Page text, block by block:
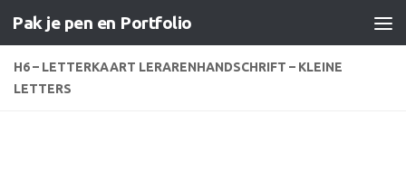
Doorgaan naar inhoud
Pak je pen en Portfolio
H6 – LETTERKAART LERARENHANDSCHRIFT – KLEINE
LETTERS